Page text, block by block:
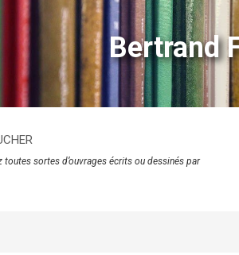
Bertrand
sortes d’ouvrages écrits ou dessinés par